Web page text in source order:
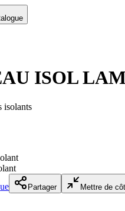
ISOL
isolants
Partager Mettre de